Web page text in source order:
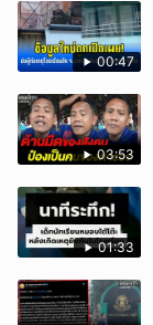
00:47
03:53
01:33